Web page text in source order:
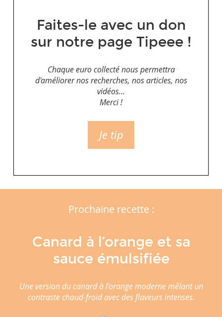
Faites-le avec un don
sur notre page Tipeee !
Chaque euro collecté nous permettra
d'améliorer nos recherches, nos articles, nos
vidéos...
Merci !
Je tip
Prochaine recette :
Canard à l’orange et sa
sauce émulsifiée
Une version du canard à l'orange moderne mêlant un
contraste chaud-froid avec des flaveurs intenses.